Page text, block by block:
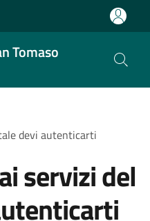
Tomaso
devi autenticarti
servizi del